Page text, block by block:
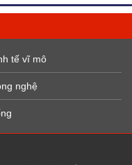
tế vĩ mô
nghệ